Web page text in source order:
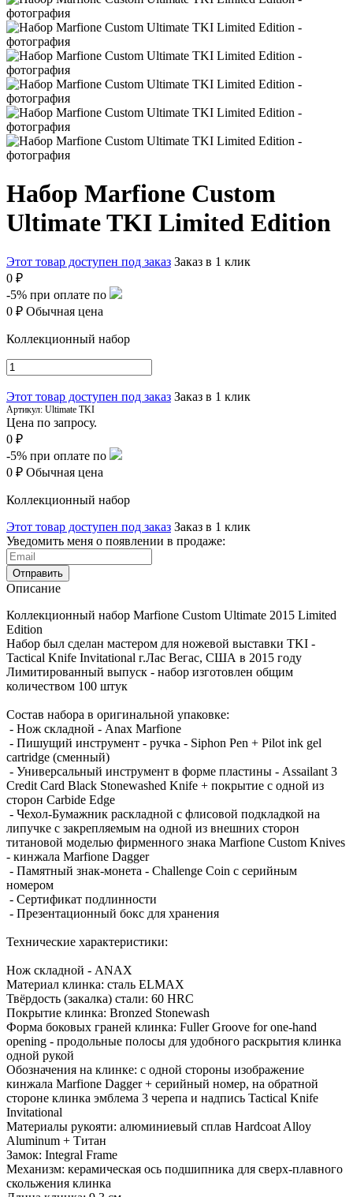
Набор Marfione Custom
Ultimate TKI Limited Edition
Этот товар доступен под заказ Заказ в 1 клик
0 ₽
-5% при оплате по
0 ₽ Обычная цена
Коллекционный набор
Этот товар доступен под заказ Заказ в 1 клик
Артикул: Ultimate TKI
Цена по запросу.
0 ₽
-5% при оплате по
0 ₽ Обычная цена
Коллекционный набор
Этот товар доступен под заказ Заказ в 1 клик
Уведомить меня о появлении в продаже:
Отправить
Описание
Коллекционный набор Marfione Custom Ultimate 2015 Limited
Edition
Набор был сделан мастером для ножевой выставки TKI -
Tactical Knife Invitational г.Лас Вегас, США в 2015 году
Лимитированный выпуск - набор изготовлен общим
количеством 100 штук
Состав набора в оригинальной упаковке:
- Нож складной - Anax Marfione
- Пишущий инструмент - ручка - Siphon Pen + Pilot ink gel
cartridge (cменный)
- Универсальный инструмент в форме пластины - Assailant 3
Credit Card Black Stonewashed Knife + покрытие с одной из
сторон Carbide Edge
- Чехол-Бумажник раскладной с флисовой подкладкой на
липучке с закрепляемым на одной из внешних сторон
титановой моделью фирменного знака Marfione Custom Knives
- кинжала Marfione Dagger
- Памятный знак-монета - Challenge Coin с серийным
номером
- Сертификат подлинности
- Презентационный бокс для хранения
Технические характеристики:
Нож складной - ANAX
Материал клинка: сталь ELMAX
Твёрдость (закалка) стали: 60 HRC
Покрытие клинка: Bronzed Stonewash
Форма боковых граней клинка: Fuller Groove for one-hand
opening - продольные полосы для удобного раскрытия клинка
одной рукой
Обозначения на клинке: с одной стороны изображение
кинжала Marfione Dagger + серийный номер, на обратной
стороне клинка эмблема 3 черепа и надпись Tactical Knife
Invitational
Материалы рукояти: алюминиевый сплав Hardcoat Alloy
Aluminum + Титан
Замок: Integral Frame
Механизм: керамическая ось подшипника для сверх-плавного
скольжения клинка